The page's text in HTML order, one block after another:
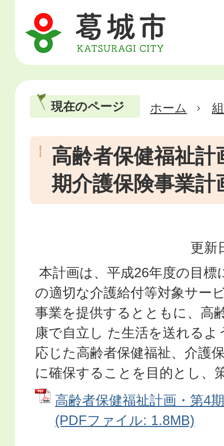
現在のページ ホーム
高齢者保健福祉計
期介護保険事業計
更新
本計画は、平成26年度の目標
の適切な介護給付等対象サー
事業を提供するとともに、高
康で自立し た生活を送れるよ
応じた高齢者保健福祉、介護
に確保することを目的とし、
高齢者保健福祉計画・第4
(PDFファイル: 1.8MB)